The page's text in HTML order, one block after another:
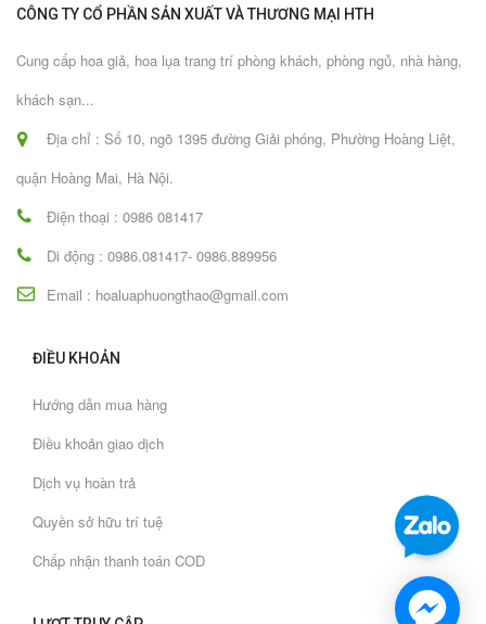
CÔNG TY CỔ PHẦN SẢN XUẤT VÀ THƯƠNG MẠI HTH
Cung cấp hoa giả, hoa lụa trang trí phòng khách, phòng ngủ, nhà hàng,
khách sạn...
Địa chỉ : Số 10, ngõ 1395 đường Giải phóng, Phường Hoàng Liệt,
quận Hoàng Mai, Hà Nội.
Điện thoại : 0986 081417
Di động : 0986.081417- 0986.889956
Email : hoaluaphuongthao@gmail.com
ĐIỀU KHOẢN
Hướng dẫn mua hàng
Điều khoản giao dịch
Dịch vụ hoàn trả
Quyền sở hữu trí tuệ
Chấp nhận thanh toán COD